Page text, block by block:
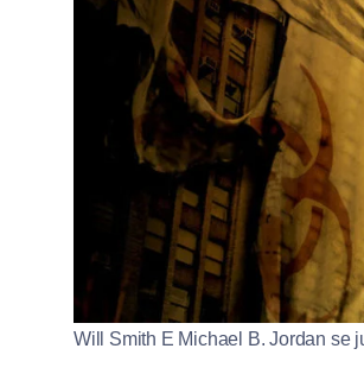
Will Smith E Michael B. Jordan se